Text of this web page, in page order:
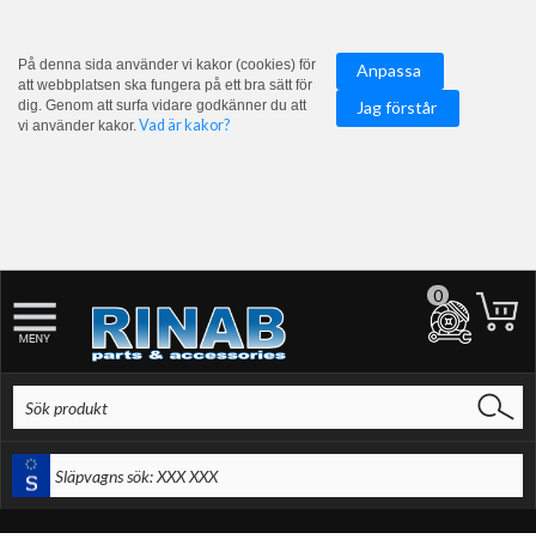
På denna sida använder vi kakor (cookies) för
att webbplatsen ska fungera på ett bra sätt för
dig. Genom att surfa vidare godkänner du att
vi använder kakor.Vad är kakor?
Anpassa
Jag förstår
0